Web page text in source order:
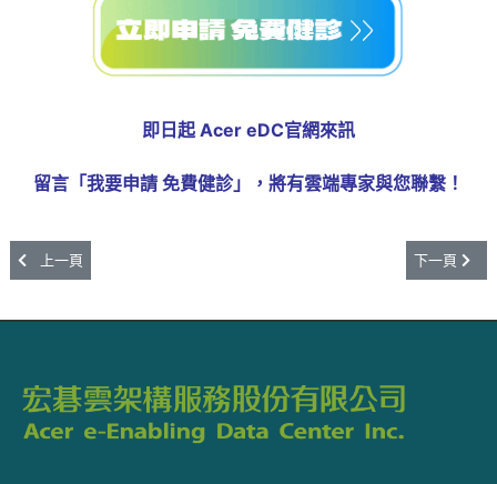
即日起 Acer eDC官網來訊
留言「我要申請 免費健診」，將有雲端專家與您聯繫！
上一篇文章: 電商隱形風險：AI與雲端背後的資安挑戰
上一頁 下一篇文章:
下一頁